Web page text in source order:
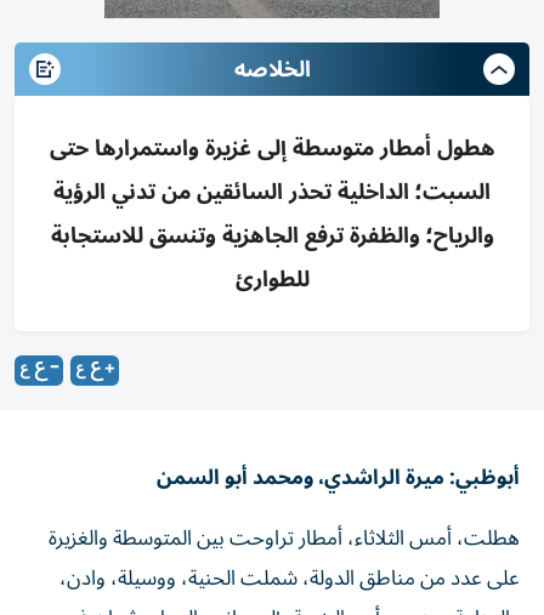
الخلاصه
هطول أمطار متوسطة إلى غزيرة واستمرارها حتى
السبت؛ الداخلية تحذر السائقين من تدني الرؤية
والرياح؛ والظفرة ترفع الجاهزية وتنسق للاستجابة
للطوارئ
أبوظبي: ميرة الراشدي، ومحمد أبو السمن
هطلت، أمس الثلاثاء، أمطار تراوحت بين المتوسطة والغزيرة
على عدد من مناطق الدولة، شملت الحنية، ووسيلة، وادن،
والمنامة، جنوب رأس الخيمة، إلى جانب المدام وثوبان في